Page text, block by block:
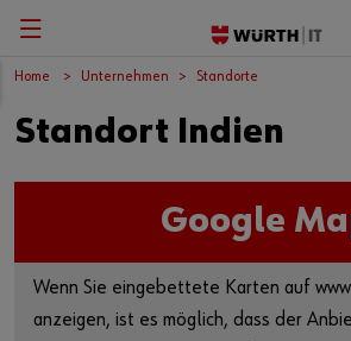
Zurück
IT-Gruppe
Vision & Mission
Zurück
SAP Business Solutions
Würth Global Services
Zurück
Compliance
Zurück
Deutsch
Home Unternehmen Standorte
Standort Indien
Google
Wenn Sie eingebettete Karten auf
anzeigen, ist es möglich, dass der